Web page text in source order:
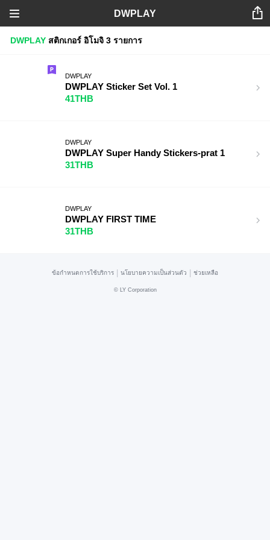
DWPLAY
DWPLAY สติกเกอร์ อิโมจิ 3 รายการ
DWPLAY
DWPLAY Sticker Set Vol. 1
41THB
DWPLAY
DWPLAY Super Handy Stickers-prat 1
31THB
DWPLAY
DWPLAY FIRST TIME
31THB
ข้อกำหนดการใช้บริการ นโยบายความเป็นส่วนตัว ช่วยเหลือ
© LY Corporation